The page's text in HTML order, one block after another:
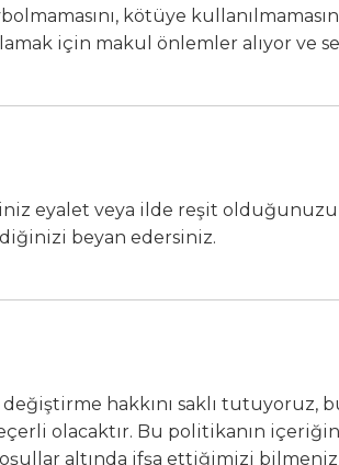
kötüye
için makul önlemler alıyor ve
eyalet veya ilde reşit
beyan edersiniz.
hakkını saklı tutuyoruz,
olacaktır. Bu politikanın
koşullar altında ifşa ettiğimizi